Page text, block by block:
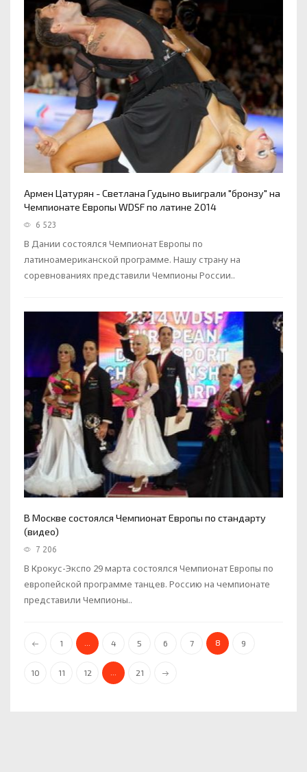
Армен Цатурян - Светлана Гудыно выиграли "бронзу" на
Чемпионате Европы WDSF по латине 2014
6 523
В Дании состоялся Чемпионат Европы по
латиноамериканской программе. Нашу страну на
соревнованиях представили Чемпионы России..
В Москве состоялся Чемпионат Европы по стандарту
(видео)
7 206
В Крокус-Экспо 29 марта состоялся Чемпионат Европы по
европейской программе танцев. Россию на чемпионате
представили Чемпионы..
1 4 5 6 7 8 9
10 11 12 21